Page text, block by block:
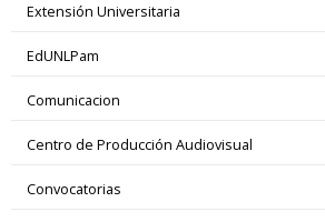
Extensión Universitaria
EdUNLPam
Comunicacion
Centro de Producción Audiovisual
Convocatorias